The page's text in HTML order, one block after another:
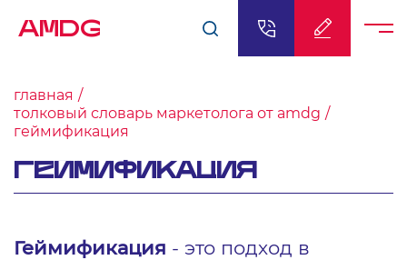
AMDG
главная
толковый словарь маркетолога от amdg
геймификация
ГЕЙМИФИКАЦИЯ
Геймификация - это подход в